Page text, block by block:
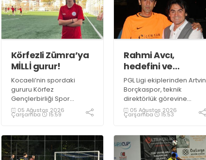
Körfezli Zümra’ya
MİLLİ gurur!
Kocaeli’nin spordaki
gururu Körfez
Gençlerbirliği Spor
Kulübü, altyapısından
yetiştirdiği sporcularla
devam ediyor.
05 Ağustos 2026
Çarşamba 15:59
Rahmi Avcı,
hedefini ve
stratejisini
paylaştı
PGL Ligi ekiplerinden Artvin
Borçkaspor, teknik
direktörlük görevine
Kocaeli’nin başarılı
isimlerinden Rahmi Avcı'yı
bir şekilde hazırlanan
Avcı, duygularını aktardı.
05 Ağustos 2026
Çarşamba 15:53